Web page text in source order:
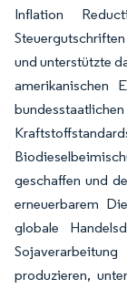
Inflation
und unterstützte
amerikanischen
geschaffen und
erneuerbarem
globale
produzieren,